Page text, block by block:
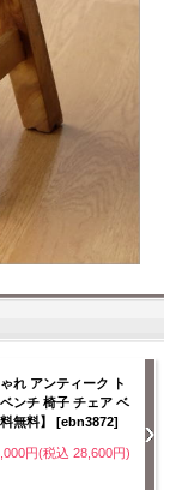
れ アンティーク ト
ンチ 椅子 チェア ベ
無料】 [ebn3872]
円(税込 28,600円)